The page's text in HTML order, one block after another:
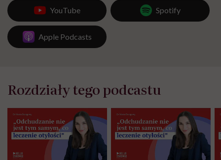
YouTube Spotify
Apple Podcasts
Rozdziały tego podcastu